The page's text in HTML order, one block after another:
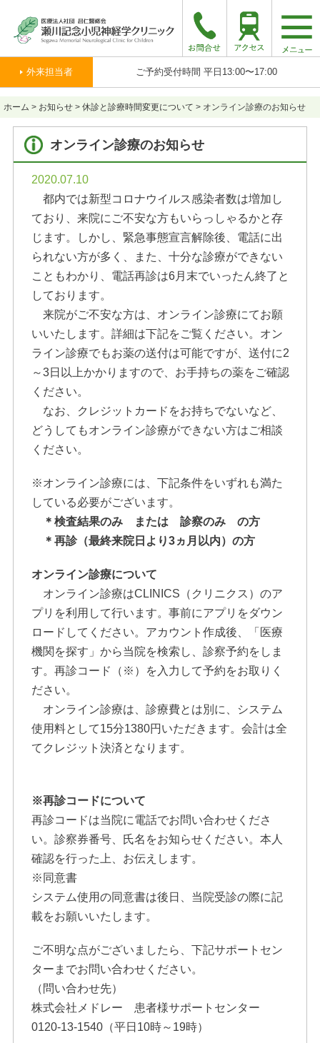
外来担当者 ご予約受付時間 平日13:00〜17:00
ホーム > お知らせ > 休診と診療時間変更について > オンライン診療のお知らせ
オンライン診療のお知らせ
2020.07.10
都内では新型コロナウイルス感染者数は増加し
ており、来院にご不安な方もいらっしゃるかと存
じます。しかし、緊急事態宣言解除後、電話に出
られない方が多く、また、十分な診療ができない
こともわかり、電話再診は6月末でいったん終了と
しております。
来院がご不安な方は、オンライン診療にてお願
いいたします。詳細は下記をご覧ください。オン
ライン診療でもお薬の送付は可能ですが、送付に2
～3日以上かかりますので、お手持ちの薬をご確認
ください。
なお、クレジットカードをお持ちでないなど、
どうしてもオンライン診療ができない方はご相談
ください。
※オンライン診療には、下記条件をいずれも満た
している必要がございます。
＊検査結果のみ または 診察のみ の方
＊再診（最終来院日より3ヵ月以内）の方
オンライン診療について
オンライン診療はCLINICS（クリニクス）のア
プリを利用して行います。事前にアプリをダウン
ロードしてください。アカウント作成後、「医療
機関を探す」から当院を検索し、診察予約をしま
す。再診コード（※）を入力して予約をお取りく
ださい。
オンライン診療は、診療費とは別に、システム
使用料として15分1380円いただきます。会計は全
てクレジット決済となります。
※再診コードについて
再診コードは当院に電話でお問い合わせくださ
い。診察券番号、氏名をお知らせください。本人
確認を行った上、お伝えします。
※同意書
システム使用の同意書は後日、当院受診の際に記
載をお願いいたします。
ご不明な点がございましたら、下記サポートセン
ターまでお問い合わせください。
（問い合わせ先）
株式会社メドレー 患者様サポートセンター
0120-13-1540（平日10時～19時）